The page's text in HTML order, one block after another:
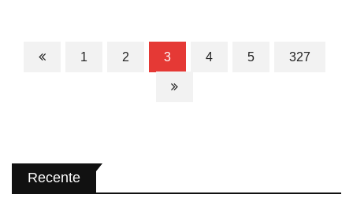
1 2 3 4 5 327
Recente